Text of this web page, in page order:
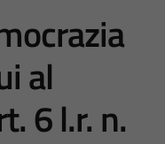
al
6 l.r. n.